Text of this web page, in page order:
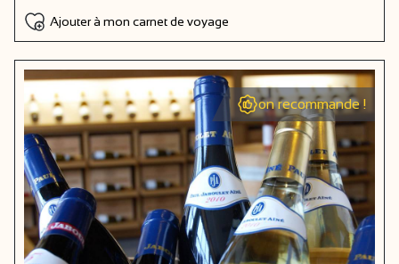
Ajouter à mon carnet de voyage
on recommande !